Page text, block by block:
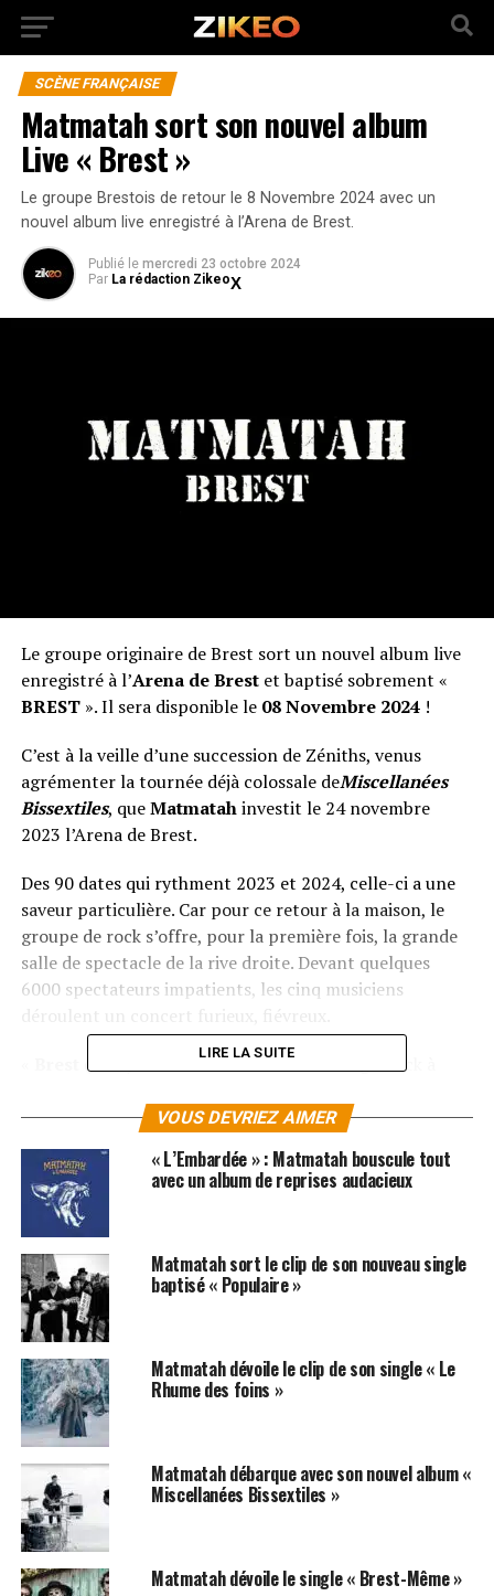
SCÈNE FRANÇAISE
Matmatah sort son nouvel album
Live « Brest »
Le groupe Brestois de retour le 8 Novembre 2024 avec un
nouvel album live enregistré à l’Arena de Brest.
Publié le mercredi 23 octobre 2024
Par La rédaction Zikeo
Le groupe originaire de Brest sort un nouvel album live
enregistré à l’Arena de Brestet baptisé sobrement «
BREST». Il sera disponible le 08 Novembre 2024!
C’est à la veille d’une succession de Zéniths, venus
agrémenter la tournée déjà colossale deMiscellanées
Bissextiles, queMatmatahinvestit le 24 novembre
2023 l’Arena de Brest.
Des 90 dates qui rythment 2023 et 2024, celle-ci a une
saveur particulière. Car pour ce retour à la maison, le
groupe de rock s’offre, pour la première fois, la grande
salle de spectacle de la rive droite. Devant quelques
6000 spectateurs impatients, les cinq musiciens
Brest (Live)
» est un déferlement d’énergie rock à
qui seront célébrés le 11 octobre 2025 à l’Accor Arena
àParis.
Des classiques de son répertoire jusqu’aux tous derniers
titres, le groupe balaie 16 morceaux de sa discographie,
remaniés pour le live. Les singles,percutants, parfois
inattendus, s’enchaînent avec des envolées
ensorcelantes, portées par une salle comble.
Pour l’occasion,
bombarde, et
Kevin Camus, à l’Uilleann Pipe. Le plaisir
de la scène se mêle à une complicité touchante avec le
public. Et on en redemande !
LES ALBUMS DE MATMATAH SONT DISPONIBLES
ICI
LIRE LA SUITE
VOUS DEVRIEZ AIMER
« L’Embardée » : Matmatah bouscule tout
avec un album de reprises audacieux
Matmatah sort le clip de son nouveau single
baptisé « Populaire »
Matmatah dévoile le clip de son single « Le
Rhume des foins »
Matmatah débarque avec son nouvel album «
Miscellanées Bissextiles »
Matmatah dévoile le single « Brest-Même »